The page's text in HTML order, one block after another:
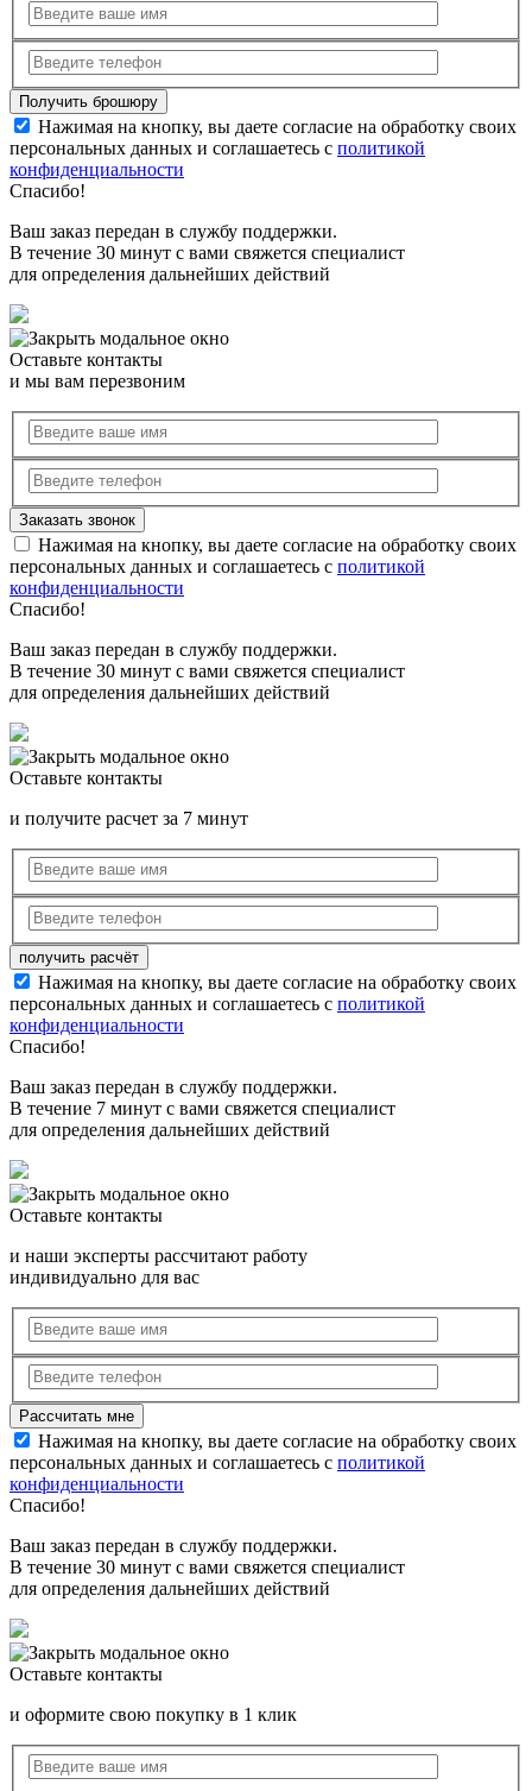
Нажимая на кнопку, вы даете согласие на обработку своих
персональных данных и соглашаетесь с политикой
конфиденциальности
Спасибо!
Ваш заказ передан в службу поддержки.
В течение 30 минут с вами свяжется специалист
для определения дальнейших действий
Оставьте контакты
и мы вам перезвоним
Нажимая на кнопку, вы даете согласие на обработку своих
персональных данных и соглашаетесь с политикой
конфиденциальности
Спасибо!
Ваш заказ передан в службу поддержки.
В течение 30 минут с вами свяжется специалист
для определения дальнейших действий
Оставьте контакты
и получите расчет за 7 минут
Нажимая на кнопку, вы даете согласие на обработку своих
персональных данных и соглашаетесь с политикой
конфиденциальности
Спасибо!
Ваш заказ передан в службу поддержки.
В течение 7 минут с вами свяжется специалист
для определения дальнейших действий
Оставьте контакты
и наши эксперты рассчитают работу
индивидуально для вас
Нажимая на кнопку, вы даете согласие на обработку своих
персональных данных и соглашаетесь с политикой
конфиденциальности
Спасибо!
Ваш заказ передан в службу поддержки.
В течение 30 минут с вами свяжется специалист
для определения дальнейших действий
Оставьте контакты
и оформите свою покупку в 1 клик